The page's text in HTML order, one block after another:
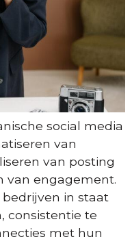
social media
van
van posting
van engagement.
in staat
consistentie te
met hun